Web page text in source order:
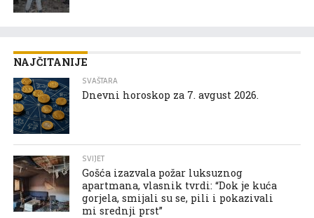
NAJČITANIJE
SVAŠTARA
Dnevni horoskop za 7. avgust 2026.
SVIJET
Gošća izazvala požar luksuznog
apartmana, vlasnik tvrdi: “Dok je kuća
gorjela, smijali su se, pili i pokazivali
mi srednji prst”